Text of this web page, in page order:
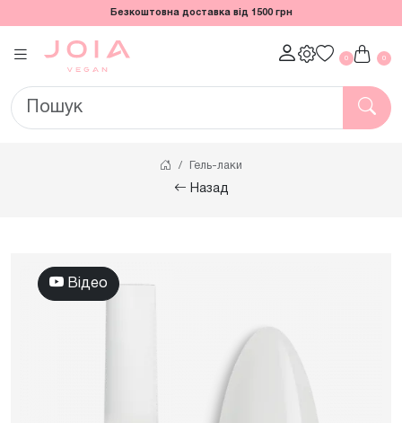
Безкоштовна доставка від 1500 грн
0 0
Гель-лаки
Назад
Відео